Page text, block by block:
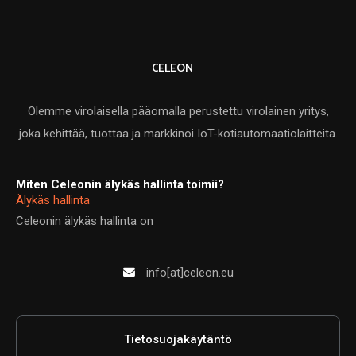
CELEON
Olemme virolaisella pääomalla perustettu virolainen yritys,
joka kehittää, tuottaa ja markkinoi IoT-kotiautomaatiolaitteita.
Miten Celeonin älykäs hallinta toimii?
Älykäs hallinta
Celeonin älykäs hallinta on
info[at]celeon.eu
Tietosuojakäytäntö